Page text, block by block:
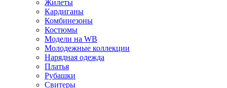
Жилеты
Кардиганы
Комбинезоны
Костюмы
Модели на WB
Молодежные коллекции
Нарядная одежда
Платья
Рубашки
Свитеры